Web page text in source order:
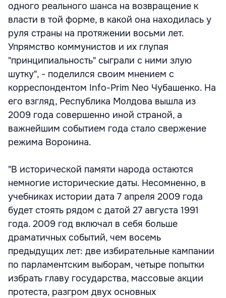
одного реального шанса на возвращение к
власти в той форме, в какой она находилась у
руля страны на протяжении восьми лет.
Упрямство коммунистов и их глупая
"принципиальность" сыграли с ними злую
шутку", - поделился своим мнением с
корреспондентом Info-Prim Neo Чубашенко. На
его взгляд, Республика Молдова вышла из
2009 года совершенно иной страной, а
важнейшим событием года стало свержение
режима Воронина.
"В исторической памяти народа остаются
немногие исторические даты. Несомненно, в
учебниках истории дата 7 апреля 2009 года
будет стоять рядом с датой 27 августа 1991
года. 2009 год включал в себя больше
драматичных событий, чем восемь
предыдущих лет: две избирательные кампании
по парламентским выборам, четыре попытки
избрать главу государства, массовые акции
протеста, разгром двух основных